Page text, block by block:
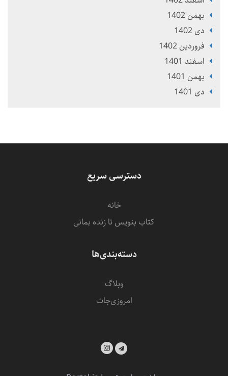
بهمن 1402
دی 1402
فروردین 1402
اسفند 1401
بهمن 1401
دی 1401
دسترسی سریع
خانه
کتاب بنویس تا زنده بمانی
دسته‌بندی‌ها
وبلاگ
امروزی‌‌جات